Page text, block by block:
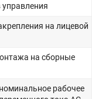
на лицевой
на сборные
рабочее